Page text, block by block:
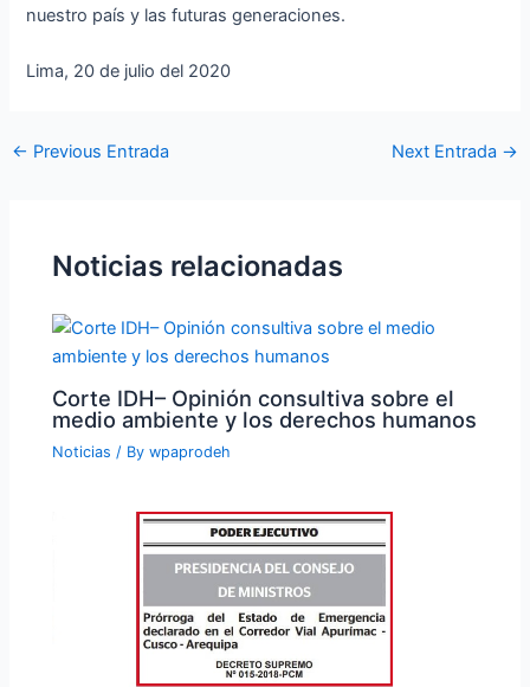
nuestro país y las futuras generaciones.
Lima, 20 de julio del 2020
← Previous Entrada Next Entrada →
Noticias relacionadas
Corte IDH– Opinión consultiva sobre el
medio ambiente y los derechos humanos
Noticias / Bywpaprodeh